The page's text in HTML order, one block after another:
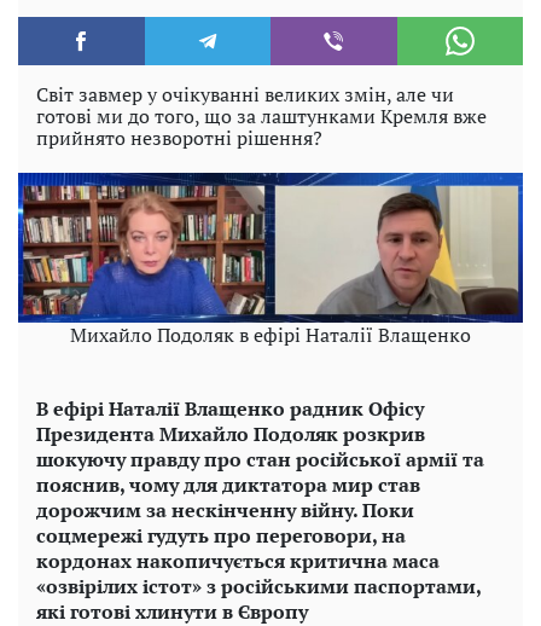
Світ завмер у очікуванні великих змін, але чи
готові ми до того, що за лаштунками Кремля вже
прийнято незворотні рішення?
Михайло Подоляк в ефірі Наталії Влащенко
В ефірі Наталії Влащенко радник Офісу
Президента Михайло Подоляк розкрив
шокуючу правду про стан російської армії та
пояснив, чому для диктатора мир став
дорожчим за нескінченну війну. Поки
соцмережі гудуть про переговори, на
кордонах накопичується критична маса
«озвірілих істот» з російськими паспортами,
які готові хлинути в Європу